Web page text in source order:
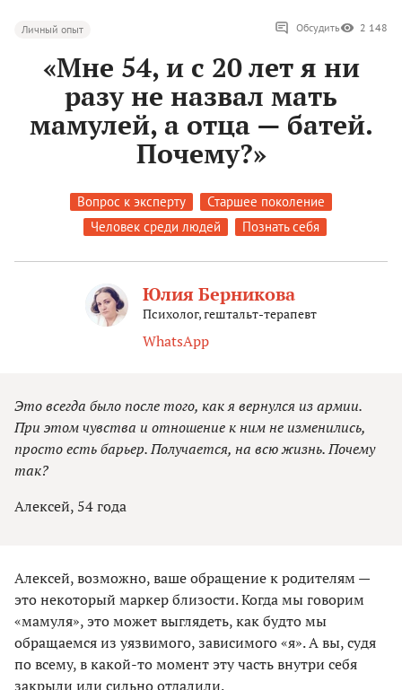
Личный опыт Обсудить 2 148
«Мне 54, и с 20 лет я ни
разу не назвал мать
мамулей, а отца — батей.
Почему?»
Вопрос к эксперту
Старшее поколение
Человек среди людей
Познать себя
Юлия Берникова
Психолог, гештальт-терапевт
WhatsApp
Это всегда было после того, как я вернулся из армии.
При этом чувства и отношение к ним не изменились,
просто есть барьер. Получается, на всю жизнь. Почему
так?
Алексей, 54 года
Алексей, возможно, ваше обращение к родителям —
это некоторый маркер близости. Когда мы говорим
«мамуля», это может выглядеть, как будто мы
обращаемся из уязвимого, зависимого «я». А вы, судя
по всему, в какой-то момент эту часть внутри себя
закрыли или сильно отдалили.